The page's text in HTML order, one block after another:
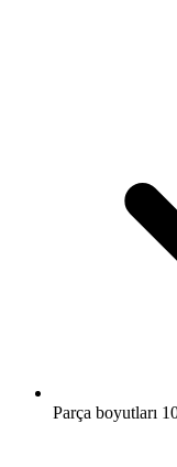
Parça boyutları